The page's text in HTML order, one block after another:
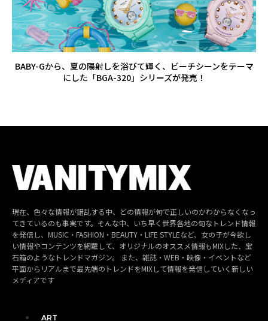
BABY-Gから、夏の陽射しを浴びて輝く、ビーチシーンをテーマ
にした「BGA-320」シリーズが発売！
現在、色々な情報が錯乱する中、どの情報が旬で正しいのかわからなくなっ
てきているのも事実です。そんな中、いち早く世界各地の旬なトレンド情報
を発信し、MUSIC・FASHION・BEAUTY・LIFE STYLEなど、女の子が今欲し
い情報やコンテンツを網羅して、オリジナルのオススメ情報もMIXした、宝
石箱のようなトレンドマガジン。 また、雑誌・WEB・映像・イベントなど
平面からリアルまで最先端のトレンドをMIXして情報を発信していく新しい
メディアです
ART